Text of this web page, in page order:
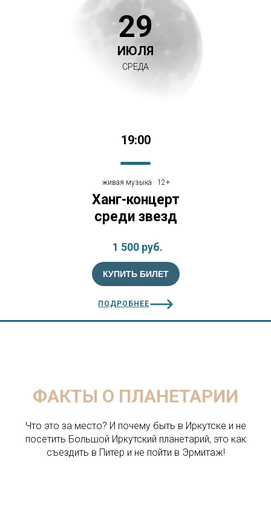
19:00
Ханг-концерт
среди звезд
живая музыка · 12+
ИЮЛЯ
29
СРЕДА
КУПИТЬ БИЛЕТ
ПОДРОБНЕЕ
1 500 руб.
ФАКТЫ О ПЛАНЕТАРИИ
Что это за место? И почему быть в Иркутске и не
посетить Большой Иркутский планетарий, это как
съездить в Питер и не пойти в Эрмитаж!